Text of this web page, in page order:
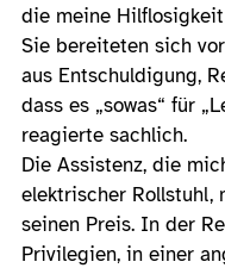
die meine
Sie bereiteten sich
aus Entschuldigung,
dass es „sowas“ für
reagierte sachlich.
Die Assistenz, die
elektrischer Rollstuhl,
seinen Preis. In der
Privilegien, in einer